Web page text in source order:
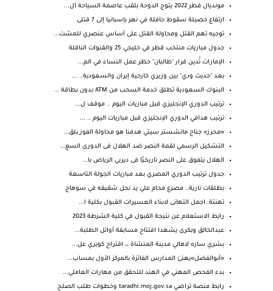
مونديال قطر 2022 يتوج الدوحة بلقب عاصمة السياحة ال...
ارتفاع حصيلة سقوط حافلة في نهر بإسبانيا إلى 7 قتلى
توجيه تهم القتل ومحاولة القتل على أساس عنصري للمشت...
جدول مباريات منتخب قطر في خليجي 25 والقنوات الناقلة
الإمارات تُدين قرار "طالبان" حظر عمل النساء في الم...
بعد "حديث ودي" بين وزيري خارجية إيران والسعودية.. ...
البنوك السعودية تطلق خدمة السحب من ATM بدون بطاقة ...
ترتيب الدوري الإنجليزي قبل مباريات اليوم .. موقف ل...
ترتيب هدافي الدوري الإنجليزي قبل مباريات اليوم .. ...
«محرز» جناح مانشستر سيتي هدفنا هو محاولة الفوز بلق...
التشكيل الرسمي لقمة النصر ضد الهلال فى الدورى السع...
الهلال يتفوق على النصر تاريخيًا فى ديربي الرياض با...
جدول ترتيب الدوري المصري بعد مباريات الجولة التاسعة
بطلقات نارية.. مصرع محام علي يد نجل شقيقه في سوهاج
تهنئة..اجمل التهانى لابناء العسيرات القبول بكلية ا...
رابط الاستعلام عن نتيجة القبول في كلية الشرطة 2023
عبدالخالق وبكرى يشهدا افتتاح مسابقة أوائل الطلبة...
بشري ساره لاهالي مدينة المنشاة ،، اقتراح كوبري عل...
«أبوالفضل»يهنئ المدارس الفائزة بالمركز الأول بمساب...
بدء الفحص المهني في الهند للتحقق من مهارات العاملي...
رابط منصة تراضي taradhi.moj.gov.sa‎ وخطوات طلب الصلح